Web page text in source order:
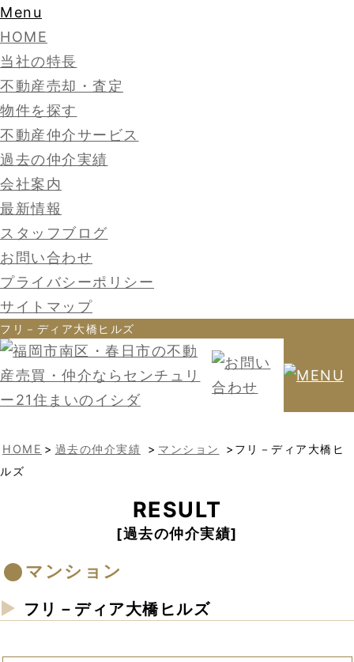
Menu
HOME
当社の特長
不動産売却・査定
物件を探す
不動産仲介サービス
過去の仲介実績
会社案内
最新情報
スタッフブログ
お問い合わせ
プライバシーポリシー
サイトマップ
フリ－ディア大橋ヒルズ
HOME > 過去の仲介実績 > マンション
>フリ－ディア大橋ヒ
ルズ
RESULT
過去の仲介実績
マンション
フリ－ディア大橋ヒルズ